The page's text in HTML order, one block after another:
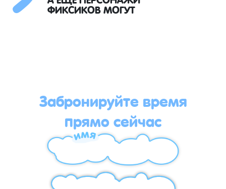
ФИКСИКОВ МОГУТ
Забронируйте время
прямо сейчас